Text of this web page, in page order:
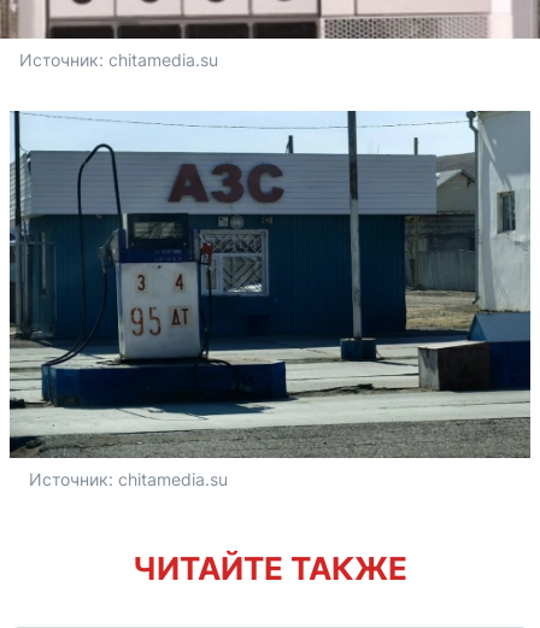
Источник: chitamedia.su
Источник: chitamedia.su
ЧИТАЙТЕ ТАКЖЕ